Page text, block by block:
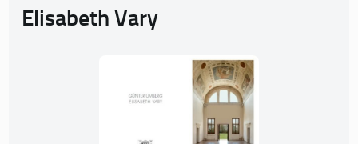
Elisabeth Vary